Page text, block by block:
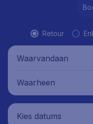
Retour
Waarvandaan
Waarheen
Kies datums